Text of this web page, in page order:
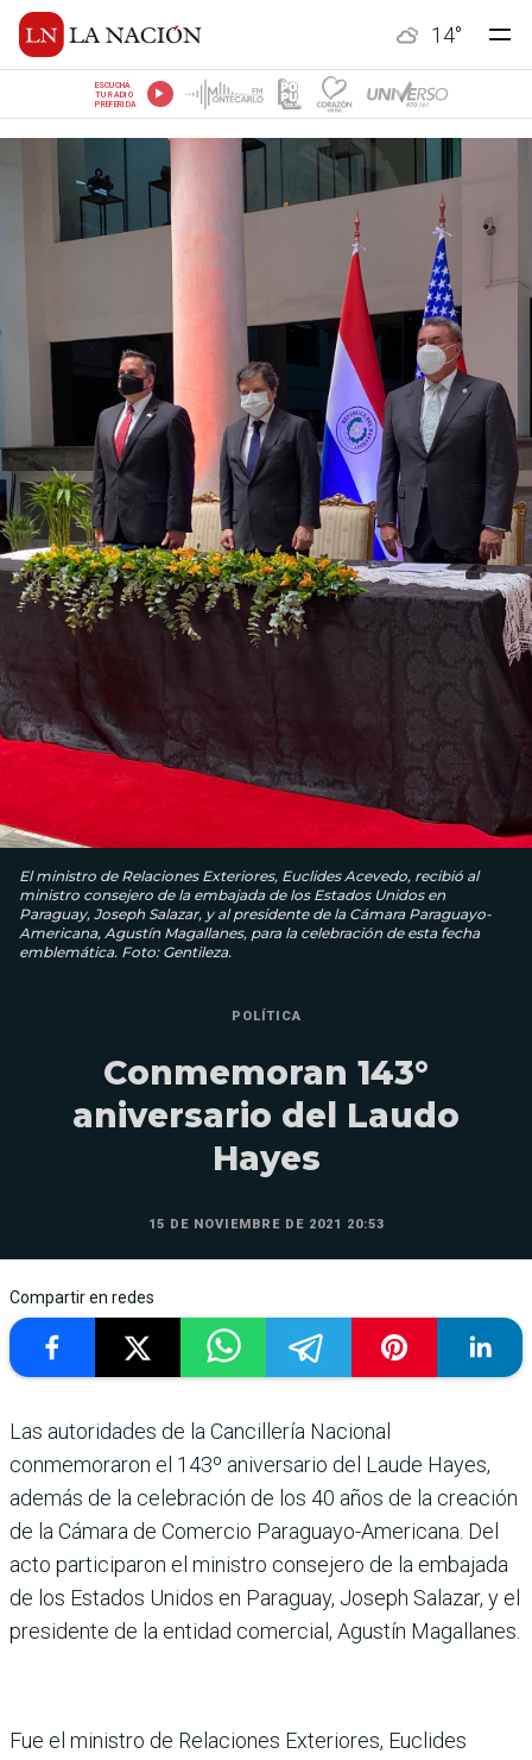
14°
ESCUCHÁ
TU RADIO
PREFERIDA
El ministro de Relaciones Exteriores, Euclides Acevedo, recibió al
ministro consejero de la embajada de los Estados Unidos en
Paraguay, Joseph Salazar, y al presidente de la Cámara Paraguayo-
Americana, Agustín Magallanes, para la celebración de esta fecha
emblemática. Foto: Gentileza.
POLÍTICA
Conmemoran 143°
aniversario del Laudo
Hayes
15 DE NOVIEMBRE DE 2021 20:53
Compartir en redes
Las autoridades de la Cancillería Nacional
conmemoraron el 143º aniversario del Laude Hayes,
además de la celebración de los 40 años de la creación
de la Cámara de Comercio Paraguayo-Americana. Del
acto participaron el ministro consejero de la embajada
de los Estados Unidos en Paraguay, Joseph Salazar, y el
presidente de la entidad comercial, Agustín Magallanes.
Fue el ministro de Relaciones Exteriores, Euclides